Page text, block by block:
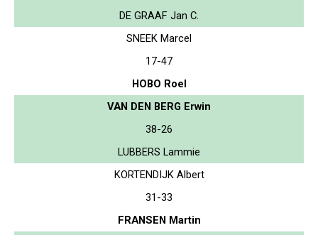
DE GRAAF Jan C.
SNEEK Marcel
17-47
HOBO Roel
VAN DEN BERG Erwin
38-26
LUBBERS Lammie
KORTENDIJK Albert
31-33
FRANSEN Martin